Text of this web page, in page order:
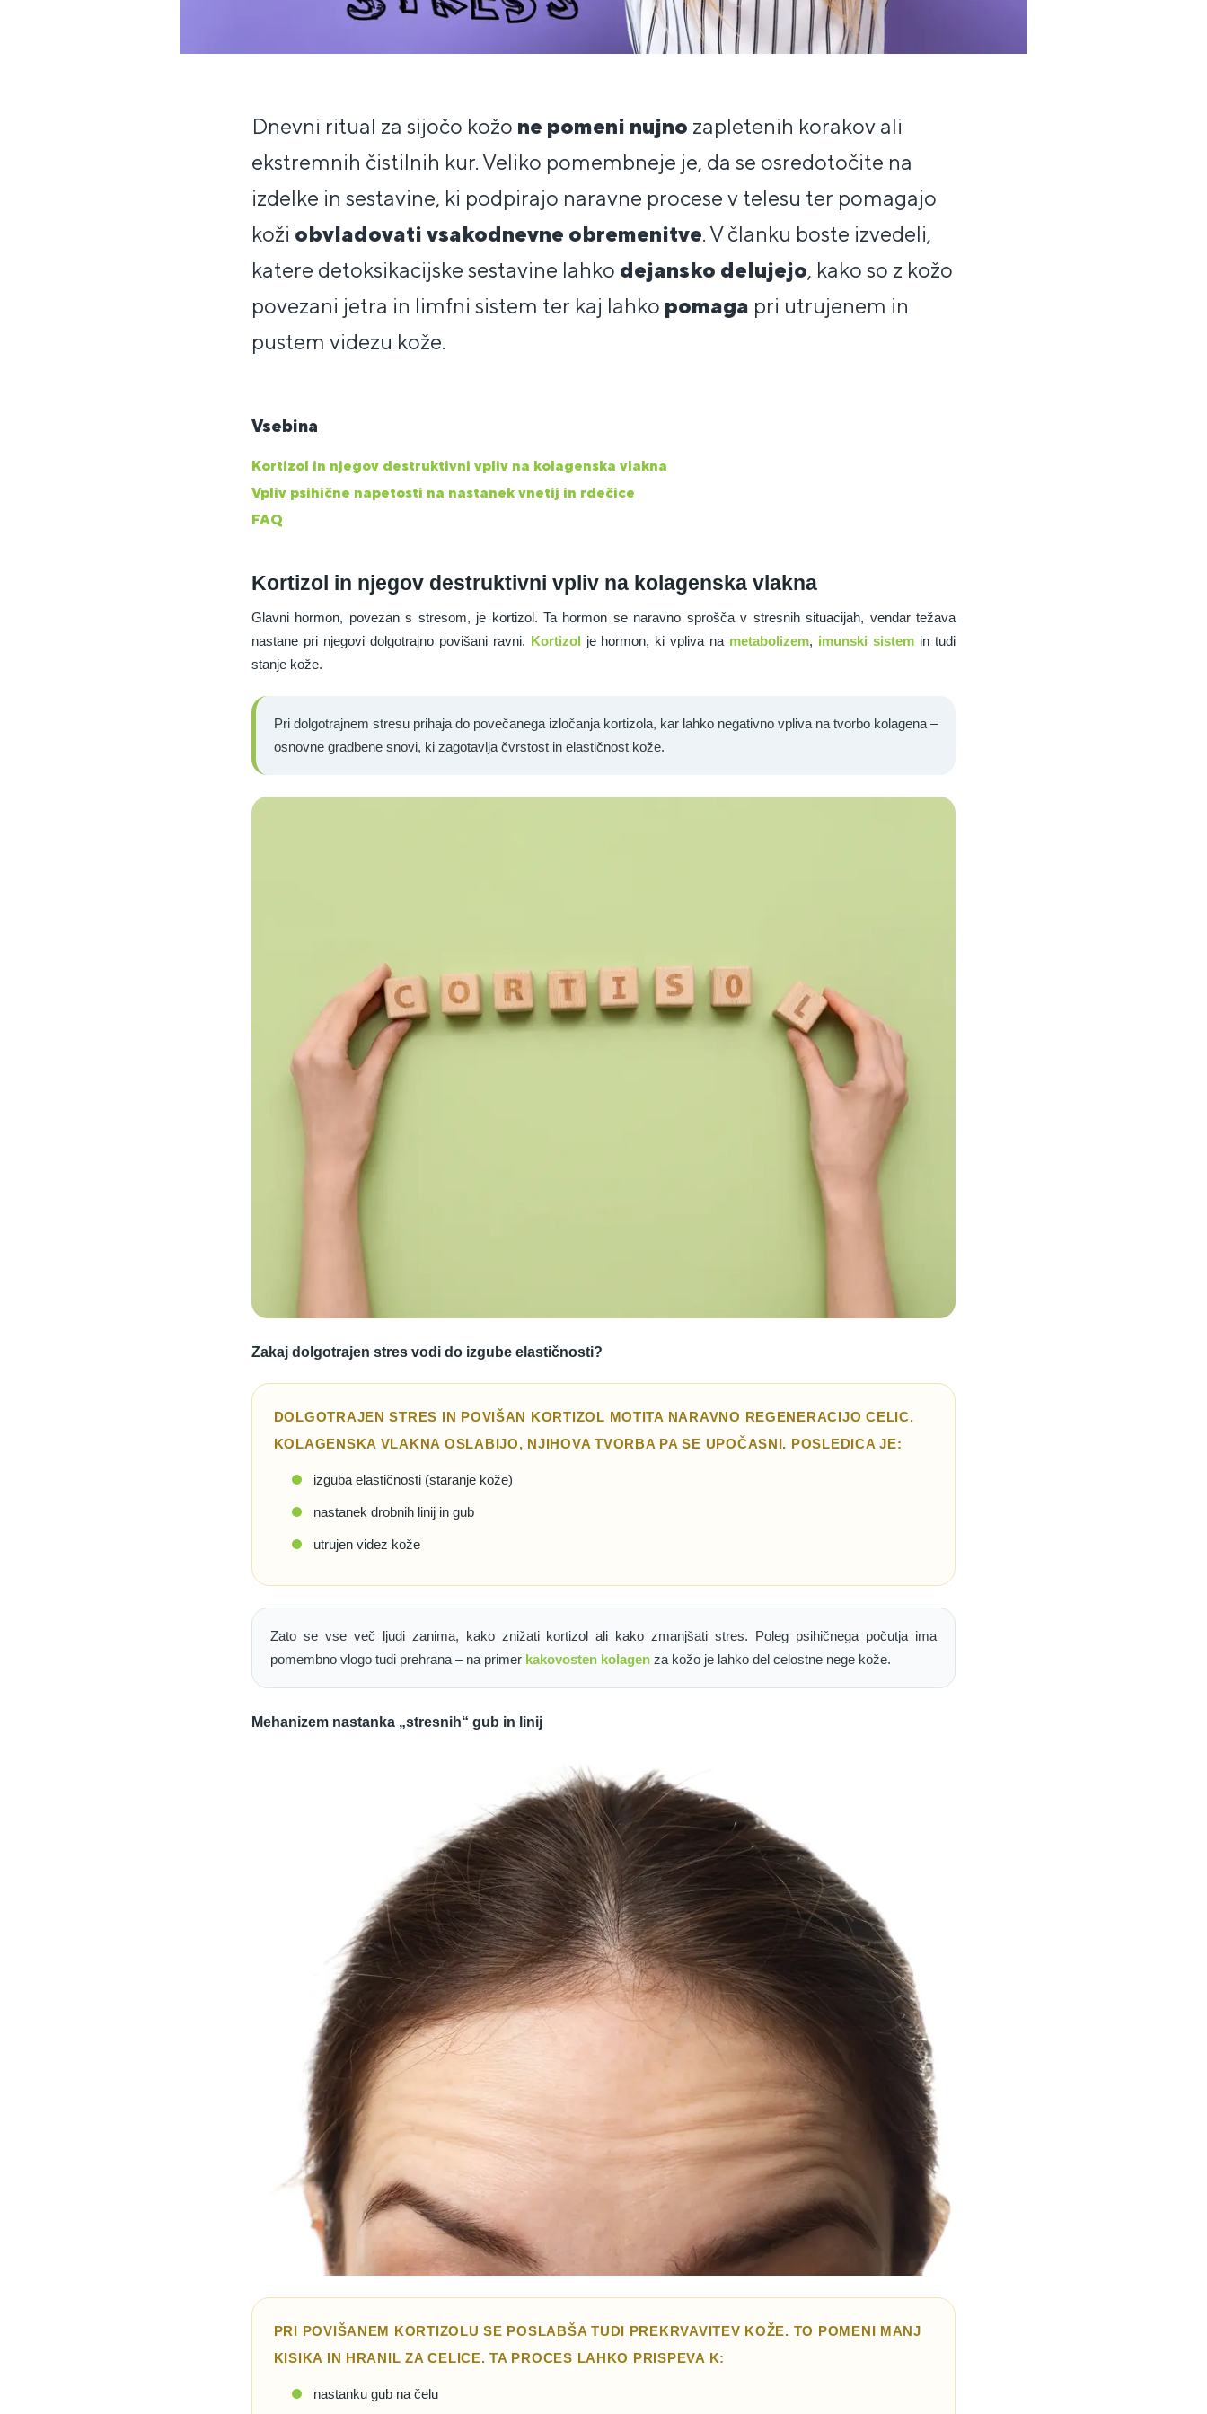
Dnevni ritual za sijočo kožo ne pomeni nujno zapletenih korakov ali
ekstremnih čistilnih kur. Veliko pomembneje je, da se osredotočite na
izdelke in sestavine, ki podpirajo naravne procese v telesu ter pomagajo
koži obvladovati vsakodnevne obremenitve. V članku boste izvedeli,
katere detoksikacijske sestavine lahko dejansko delujejo, kako so z kožo
povezani jetra in limfni sistem ter kaj lahko pomaga pri utrujenem in
pustem videzu kože.
Vsebina
Kortizol in njegov destruktivni vpliv na kolagenska vlakna
Vpliv psihične napetosti na nastanek vnetij in rdečice
FAQ
Kortizol in njegov destruktivni vpliv na kolagenska vlakna
Glavni hormon, povezan s stresom, je kortizol. Ta hormon se naravno sprošča v stresnih situacijah, vendar težava
nastane pri njegovi dolgotrajno povišani ravni.
Kortizol je hormon, ki vpliva na metabolizem, imunski sistem in tudi
stanje kože.
Pri dolgotrajnem stresu prihaja do povečanega izločanja kortizola, kar lahko negativno vpliva na tvorbo kolagena –
osnovne gradbene snovi, ki zagotavlja čvrstost in elastičnost kože.
Zakaj dolgotrajen stres vodi do izgube elastičnosti?
DOLGOTRAJEN STRES IN POVIŠAN KORTIZOL MOTITA NARAVNO REGENERACIJO CELIC.
KOLAGENSKA VLAKNA OSLABIJO, NJIHOVA TVORBA PA SE UPOČASNI. POSLEDICA JE:
izguba elastičnosti (staranje kože)
nastanek drobnih linij in gub
utrujen videz kože
Zato se vse več ljudi zanima, kako znižati kortizol ali kako zmanjšati stres. Poleg psihičnega počutja ima
pomembno vlogo tudi prehrana – na primer kakovosten kolagenza kožo je lahko del celostne nege kože.
Mehanizem nastanka „stresnih“ gub in linij
PRI POVIŠANEM KORTIZOLU SE POSLABŠA TUDI PREKRVAVITEV KOŽE. TO POMENI MANJ
KISIKA IN HRANIL ZA CELICE. TA PROCES LAHKO PRISPEVA K:
nastanku gub na čelu